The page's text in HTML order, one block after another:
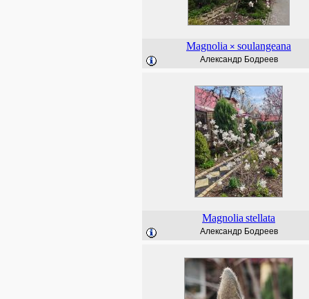
Magnolia × soulangeana
Александр Бодреев
Magnolia stellata
Александр Бодреев